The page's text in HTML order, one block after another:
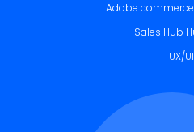
Adobe
Sales Hub
UX/UI